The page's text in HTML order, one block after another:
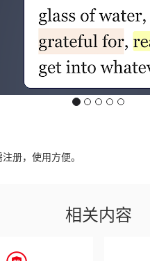
册，使用方便。
相关内容